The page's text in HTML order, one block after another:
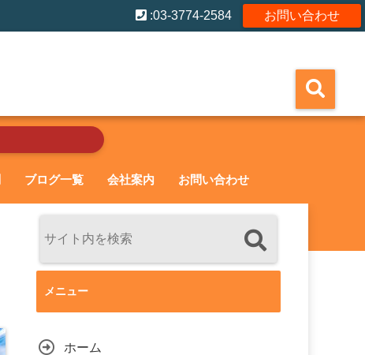
お問い合わせ
:03-3774-2584
ブログ一覧 会社案内 お問い合わせ
メニュー
ホーム